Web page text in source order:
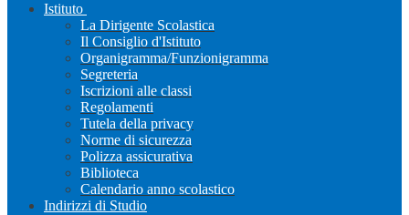
Istituto
La Dirigente Scolastica
Il Consiglio d'Istituto
Organigramma/Funzionigramma
Segreteria
Iscrizioni alle classi
Regolamenti
Tutela della privacy
Norme di sicurezza
Polizza assicurativa
Biblioteca
Calendario anno scolastico
Indirizzi di Studio